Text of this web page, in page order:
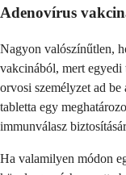
Adenovírus
Nagyon valószínűtlen,
vakcinából, mert egyedi
orvosi személyzet ad
tabletta egy
immunválasz
Ha valamilyen módon